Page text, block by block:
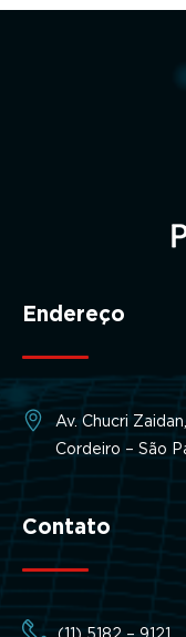
Endereço
Av. Chucri
Cordeiro – São
Contato
(11) 5182 – 9121